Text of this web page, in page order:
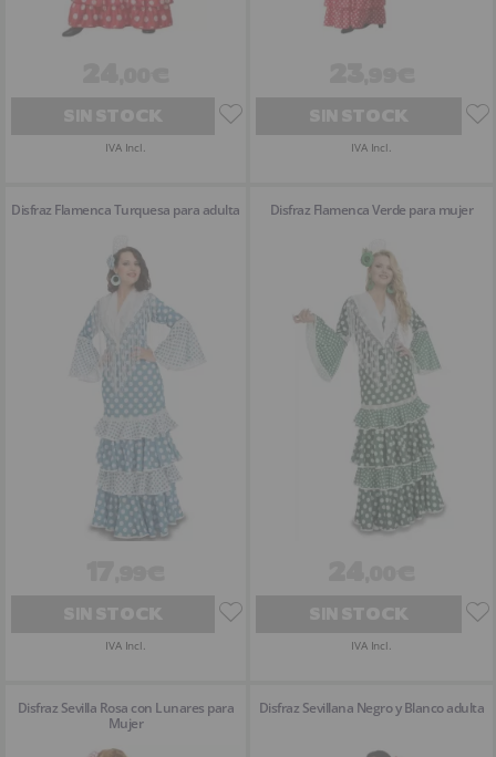
IVA Incl. IVA Incl.
Disfraz Flamenca Turquesa para adulta
IVA Incl.
Disfraz Flamenca Verde para mujer
IVA Incl.
Disfraz Sevilla Rosa con Lunares para
Mujer
Disfraz Sevillana Negro y Blanco adulta